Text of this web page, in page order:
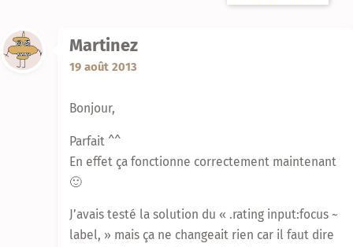
Martinez
19 août 2013
Bonjour,
Parfait ^^
En effet ça fonctionne correctement maintenant
🙂
J’avais testé la solution du « .rating input:focus ~
label, » mais ça ne changeait rien car il faut dire